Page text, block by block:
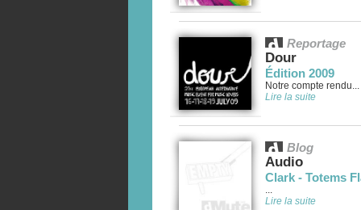
Reportage
Dour
Édition 2009
Notre compte rendu...
Lire la suite
Blog
Audio
Clark - Totems
...
Lire la suite